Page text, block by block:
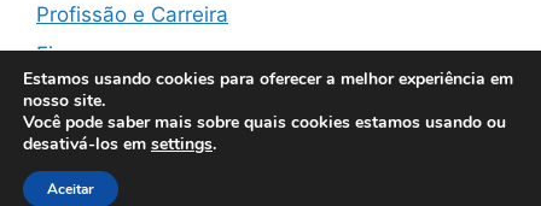
Profissão e Carreira
Finanças
© 2026 Vibemonster
Estamos usando cookies para oferecer a melhor experiência em
nosso site.
Você pode saber mais sobre quais cookies estamos usando ou
desativá-los em settings.
Aceitar